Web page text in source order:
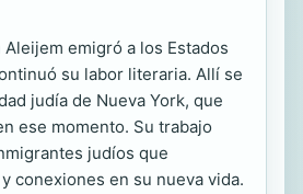
Aleijem emigró a los Estados
su labor literaria. Allí se
judía de Nueva York, que
ese momento. Su trabajo
judíos que
conexiones en su nueva vida.